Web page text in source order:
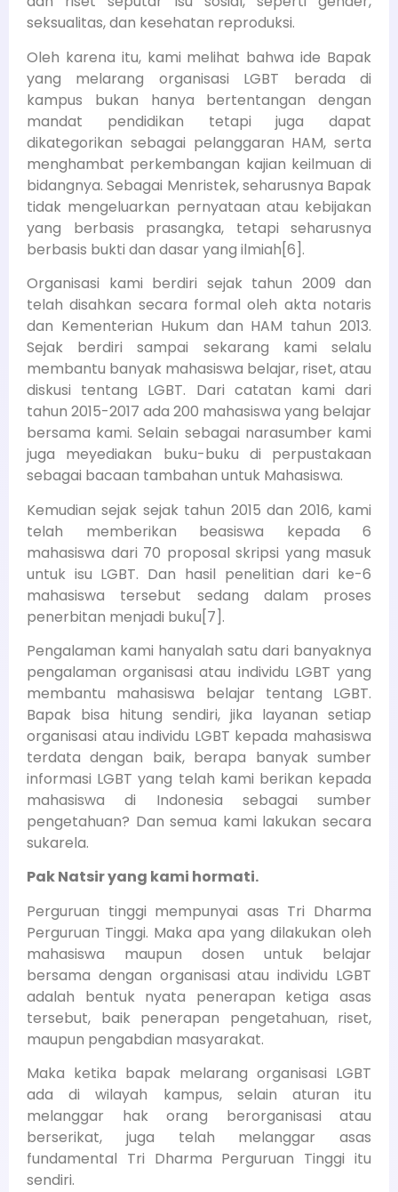
seksualitas, dan kesehatan reproduksi.
Oleh karena itu, kami melihat bahwa ide Bapak
yang melarang organisasi LGBT berada di
kampus bukan hanya bertentangan dengan
mandat pendidikan tetapi juga dapat
dikategorikan sebagai pelanggaran HAM, serta
menghambat perkembangan kajian keilmuan di
bidangnya. Sebagai Menristek, seharusnya Bapak
tidak mengeluarkan pernyataan atau kebijakan
yang berbasis prasangka, tetapi seharusnya
berbasis bukti dan dasar yang ilmiah[6].
Organisasi kami berdiri sejak tahun 2009 dan
telah disahkan secara formal oleh akta notaris
dan Kementerian Hukum dan HAM tahun 2013.
Sejak berdiri sampai sekarang kami selalu
membantu banyak mahasiswa belajar, riset, atau
diskusi tentang LGBT. Dari catatan kami dari
tahun 2015-2017 ada 200 mahasiswa yang belajar
bersama kami. Selain sebagai narasumber kami
juga meyediakan buku-buku di perpustakaan
sebagai bacaan tambahan untuk Mahasiswa.
Kemudian sejak sejak tahun 2015 dan 2016, kami
telah memberikan beasiswa kepada 6
mahasiswa dari 70 proposal skripsi yang masuk
untuk isu LGBT. Dan hasil penelitian dari ke-6
mahasiswa tersebut sedang dalam proses
penerbitan menjadi buku[7].
Pengalaman kami hanyalah satu dari banyaknya
pengalaman organisasi atau individu LGBT yang
membantu mahasiswa belajar tentang LGBT.
Bapak bisa hitung sendiri, jika layanan setiap
organisasi atau individu LGBT kepada mahasiswa
terdata dengan baik, berapa banyak sumber
informasi LGBT yang telah kami berikan kepada
mahasiswa di Indonesia sebagai sumber
pengetahuan? Dan semua kami lakukan secara
sukarela.
Pak Natsir yang kami hormati.
Perguruan tinggi mempunyai asas Tri Dharma
Perguruan Tinggi. Maka apa yang dilakukan oleh
mahasiswa maupun dosen untuk belajar
bersama dengan organisasi atau individu LGBT
adalah bentuk nyata penerapan ketiga asas
tersebut, baik penerapan pengetahuan, riset,
maupun pengabdian masyarakat.
Maka ketika bapak melarang organisasi LGBT
ada di wilayah kampus, selain aturan itu
melanggar hak orang berorganisasi atau
berserikat, juga telah melanggar asas
fundamental Tri Dharma Perguruan Tinggi itu
sendiri.